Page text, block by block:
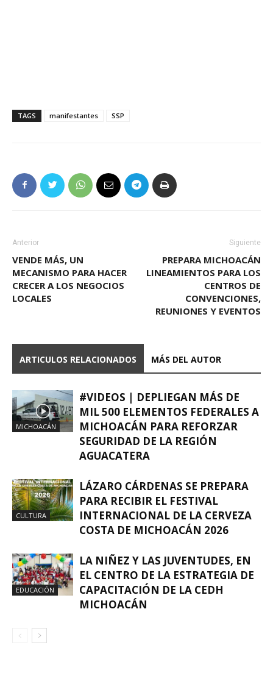
TAGS manifestantes SSP
Anterior
VENDE MÁS, UN
MECANISMO PARA HACER
CRECER A LOS NEGOCIOS
LOCALES
Siguiente
PREPARA MICHOACÁN
LINEAMIENTOS PARA LOS
CENTROS DE
CONVENCIONES,
REUNIONES Y EVENTOS
ARTICULOS RELACIONADOS MÁS DEL AUTOR
MICHOACÁN
#VIDEOS | DEPLIEGAN MÁS DE
MIL 500 ELEMENTOS FEDERALES A
MICHOACÁN PARA REFORZAR
SEGURIDAD DE LA REGIÓN
AGUACATERA
CULTURA
LÁZARO CÁRDENAS SE PREPARA
PARA RECIBIR EL FESTIVAL
INTERNACIONAL DE LA CERVEZA
COSTA DE MICHOACÁN 2026
EDUCACIÓN
LA NIÑEZ Y LAS JUVENTUDES, EN
EL CENTRO DE LA ESTRATEGIA DE
CAPACITACIÓN DE LA CEDH
MICHOACÁN